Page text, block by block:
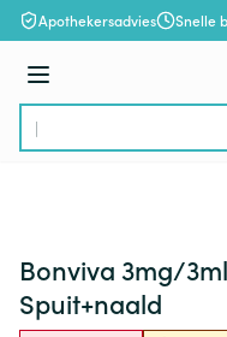
Ga naar de inhoud
Apothekersadvies Snelle
Menu
Product, merk,
Bonviva 3mg/
Spuit+naald